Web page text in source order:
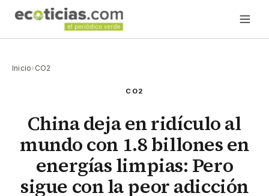
Inicio› CO2
CO2
China deja en ridículo al
mundo con 1.8 billones en
energías limpias: Pero
sigue con la peor adicción